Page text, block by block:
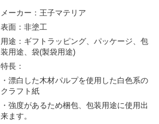
メーカー：王子マテリア
表面：非塗工
用途：ギフトラッピング、パッケージ、包
装用途、袋(製袋用途)
特長：
・漂白した木材パルプを使用した白色系の
クラフト紙
・強度があるため梱包、包装用途に使用出
来ます。